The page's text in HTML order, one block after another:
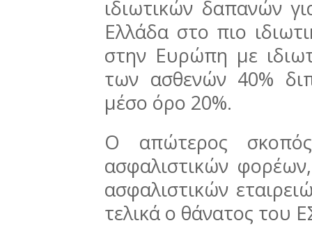
ιδιωτικών δαπανών
Ελλάδα στο πιο
στην Ευρώπη με
των ασθενών 40%
μέσο όρο 20%.
Ο απώτερος
ασφαλιστικών
ασφαλιστικών
τελικά ο θάνατος του